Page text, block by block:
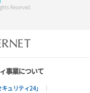
Reserved.
事業について
ュリティ24」